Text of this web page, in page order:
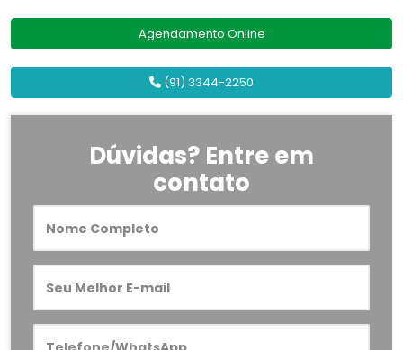
Agendamento Online
(91) 3344-2250
Dúvidas? Entre em
contato